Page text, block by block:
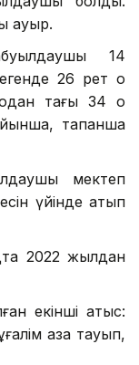
ауыр.
14
26 рет оқ
тағы 34 оқ
тапанша
мектеп
үйінде атып
2022 жылдан
екінші атыс:
қаза тауып,